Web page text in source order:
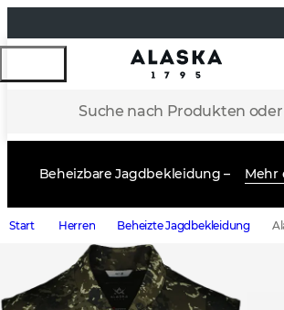
Suche nach Produkten
Beheizbare Jagdbekleidung – Mehr
Start Herren Beheizte Jagdbekleidung